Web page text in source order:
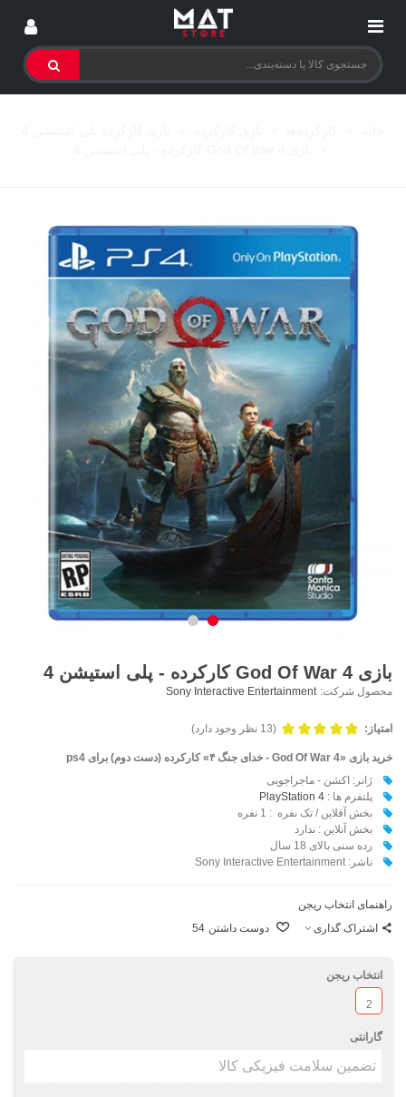
بازی God Of War 4 کارکرده - پلی استیشن 4
محصول شرکت: Sony Interactive Entertainment
امتیاز: (13 نظر وجود دارد)
خرید بازی «God Of War 4 - خدای جنگ ۴» کارکرده (دست دوم) برای ps4
ژانر: اکشن - ماجراجویی
پلتفرم ها :PlayStation 4
بخش آفلاین / تک نفره : 1 نفره
بخش آنلاین : ندارد
رده سنی بالای 18 سال
ناشر: Sony Interactive Entertainment
راهنمای انتخاب ریجن
اشتراک گذاری
دوست داشتن 54
انتخاب ریجن
2
گارانتی